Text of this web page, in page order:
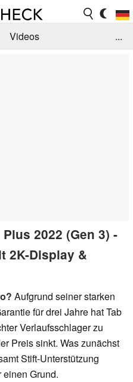
Videos
...
2022 (Gen 3) -
2K-Display &
Aufgrund seiner starken
für drei Jahre hat Tab
Verlaufsschlager zu
Preis sinkt. Was zunächst
Stift-Unterstützung
Grund.